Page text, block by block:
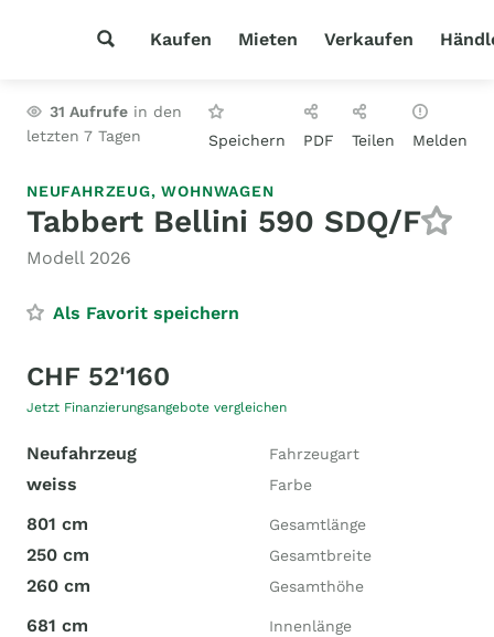
Kaufen Mieten Verkaufen
31 Aufrufe in den
letzten 7 Tagen
Speichern PDF Teilen Melden
NEUFAHRZEUG,WOHNWAGEN
Tabbert Bellini 590 SDQ/F
Modell 2026
Als Favorit speichern
CHF 52'160
Jetzt Finanzierungsangebote vergleichen
Neufahrzeug Fahrzeugart
weiss Farbe
801 cm Gesamtlänge
250 cm Gesamtbreite
260 cm Gesamthöhe
681 cm Innenlänge